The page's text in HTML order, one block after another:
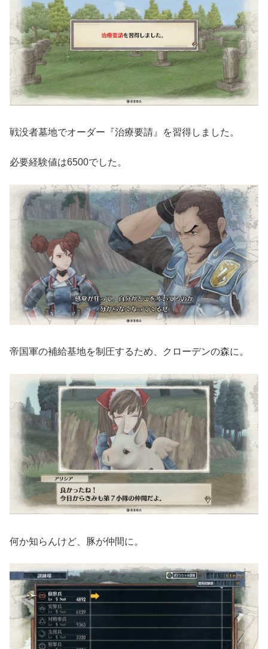
戦没者墓地でオーダー『治療要請』を習得しました。
必要経験値は6500でした。
帝国軍の補給基地を制圧するため、クローデンの森に。
何か知らんけど、豚が仲間に。